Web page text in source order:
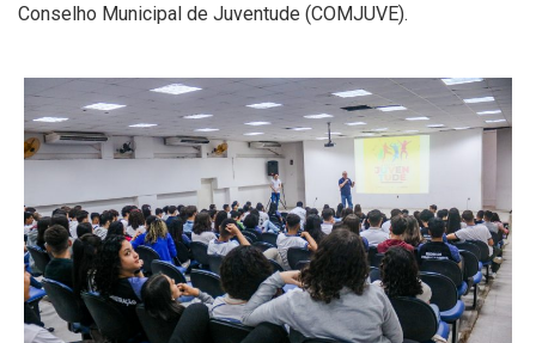
Conselho Municipal de Juventude (COMJUVE).